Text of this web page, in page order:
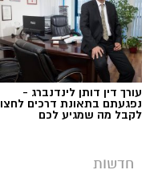
עורך דין דותן לינדנברג -
נפגעתם בתאונת דרכים לחצו
לקבל מה שמגיע לכם
חדשות